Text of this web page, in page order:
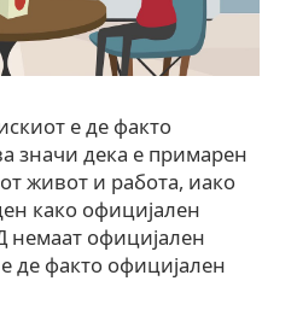
е де факто
значи дека е примарен
живот и работа, иако
како официјален
немаат официјален
де факто официјален